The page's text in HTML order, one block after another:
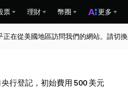
票 理財 幣圈 更多
正在從美國地區訪問我們的網站。請切
行登記，初始費用 500 美元